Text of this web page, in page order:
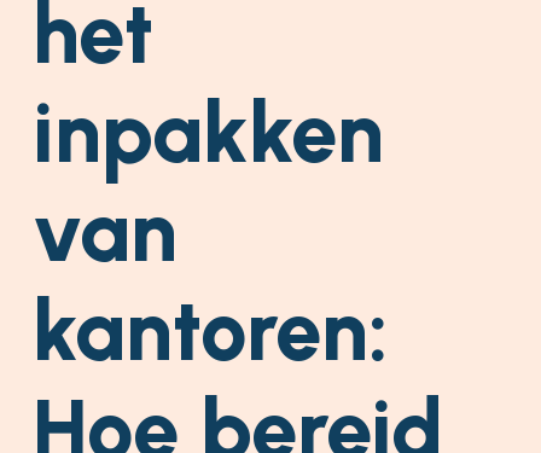
het
inpakken
van
kantoren:
Hoe bereid